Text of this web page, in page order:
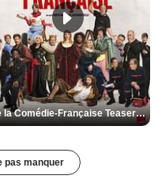
De la Comédie-Française Teaser VF
pas manquer